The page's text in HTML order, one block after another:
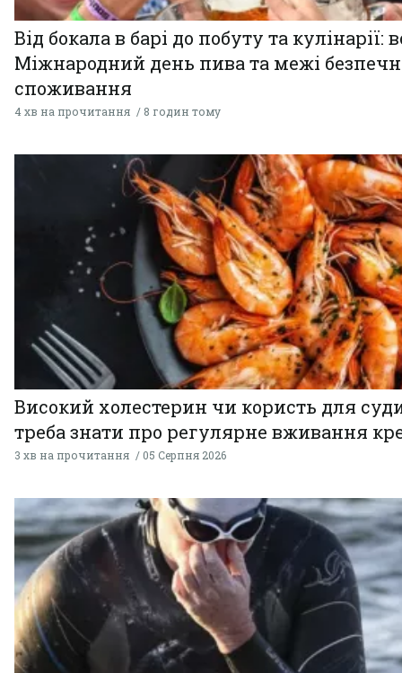
Від бокала в барі до побуту та кулінарії:
Міжнародний день пива та межі
споживання
4 хв на прочитання 8 годин тому
Високий холестерин чи користь для
треба знати про регулярне вживання
3 хв на прочитання 05 Серпня 2026